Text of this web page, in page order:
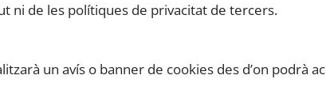
ni de les polítiques de privacitat de tercers.
un avís o banner de cookies des d’on podrà